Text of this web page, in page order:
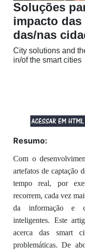
Soluções
impacto das
das/nas
City solutions and
in/of the smart cities
Resumo:
Com o
artefatos de captação
tempo real, por
recorrem, cada vez
da informação e
inteligentes. Este
acerca das smart
problemáticas. De